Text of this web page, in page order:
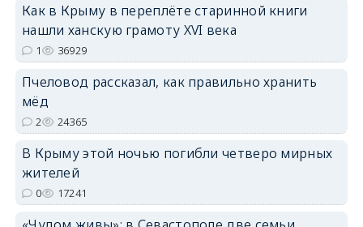
Как в Крыму в переплёте старинной книги
нашли ханскую грамоту XVI века
1 36929
Пчеловод рассказал, как правильно хранить
мёд
2 24365
В Крыму этой ночью погибли четверо мирных
жителей
0 17241